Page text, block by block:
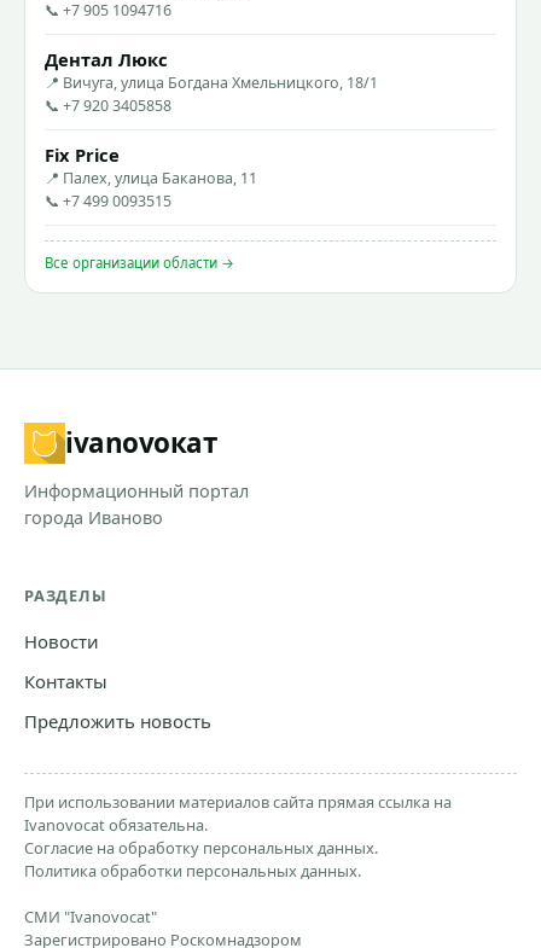
📞 +7 905 1094716
Дентал Люкс
📍 Вичуга, улица Богдана Хмельницкого, 18/1
📞 +7 920 3405858
Fix Price
📍 Палех, улица Баканова, 11
📞 +7 499 0093515
Все организации области →
ivanovoкат
Информационный портал
города Иваново
РАЗДЕЛЫ
Новости
Контакты
Предложить новость
При использовании материалов сайта прямая ссылка на
Ivanovocat обязательна.
Согласие на обработку персональных данных.
Политика обработки персональных данных.
СМИ "Ivanovocat"
Зарегистрировано Роскомнадзором